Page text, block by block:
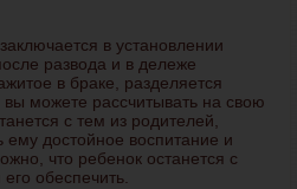
в установлении
развода и в дележе
в браке, разделяется
можете рассчитывать на свою
с тем из родителей,
ему достойное воспитание и
что ребенок останется с
обеспечить.